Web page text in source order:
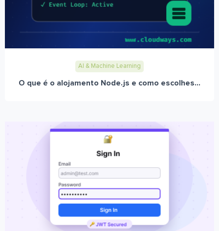
AI & Machine Learning
O que é o alojamento Node.js e como escolhes...